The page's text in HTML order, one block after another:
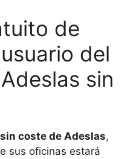
de
del
sin
coste de Adeslas,
sus oficinas estará